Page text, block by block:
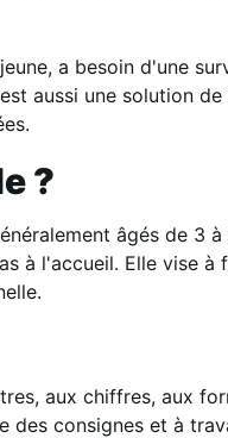
a besoin d'une
aussi une solution
?
âgés de 3 à
à l'accueil. Elle vise à
aux chiffres, aux
des consignes et à